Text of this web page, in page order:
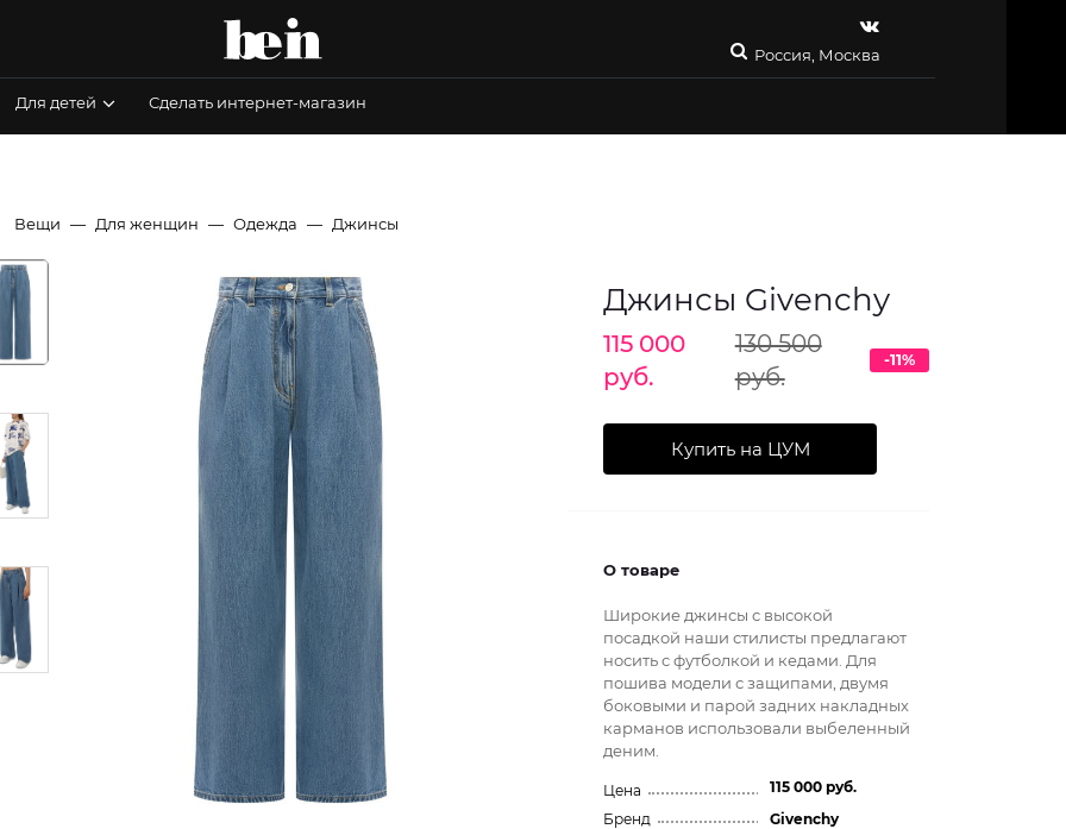
Россия, Москва
Для детей Сделать интернет-магазин
Вещи Для женщин Одежда Джинсы
Джинсы Givenchy
115 000
руб.
130 500
руб.
-11%
Купить на ЦУМ
О товаре
Широкие джинсы с высокой
посадкой наши стилисты предлагают
носить с футболкой и кедами. Для
пошива модели с защипами, двумя
боковыми и парой задних накладных
карманов использовали выбеленный
деним.
Цена
115 000 руб.
Бренд
Givenchy